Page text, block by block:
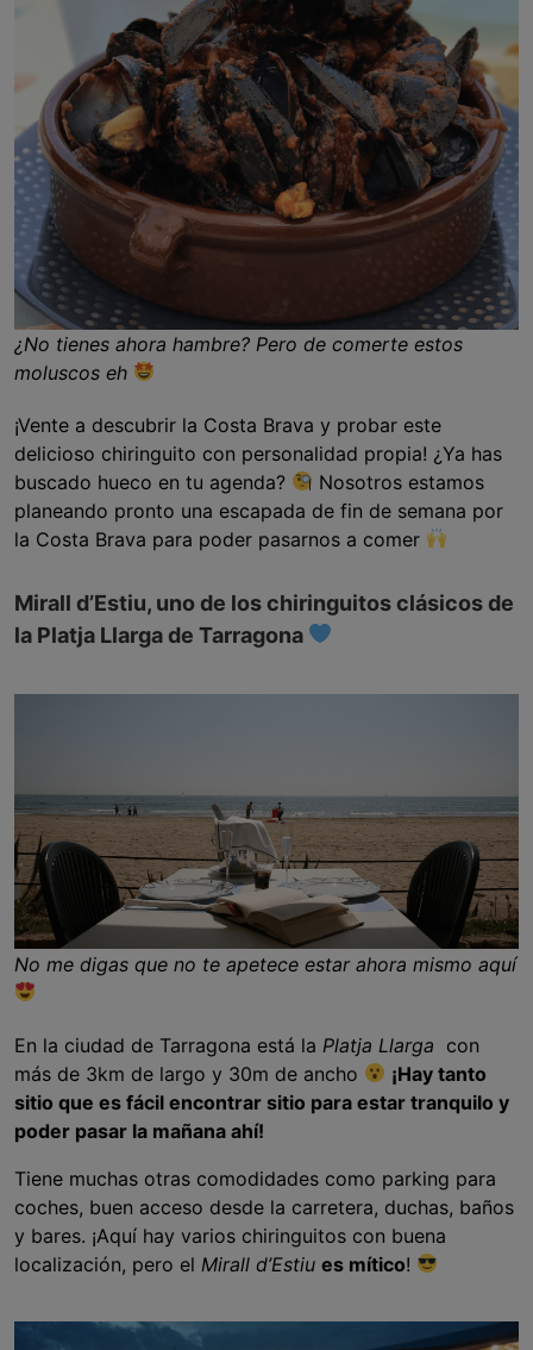
¿No tienes ahora hambre? Pero de comerte estos
moluscos eh
¡Vente a descubrir la Costa Brava y probar este
delicioso chiringuito con personalidad propia! ¿Ya has
buscado hueco en tu agenda?
Nosotros estamos
planeando pronto una escapada de fin de semana por
la Costa Brava para poder pasarnos a comer
Mirall d’Estiu, uno de los chiringuitos clásicos de
la Platja Llarga de Tarragona
No me digas que no te apetece estar ahora mismo aquí
En la ciudad de Tarragona está la Platja Llarga con
más de 3km de largo y 30m de ancho
¡Hay tanto
sitio que es fácil encontrar sitio para estar tranquilo y
poder pasar la mañana ahí!
Tiene muchas otras comodidades como parking para
coches, buen acceso desde la carretera, duchas, baños
y bares. ¡Aquí hay varios chiringuitos con buena
localización, pero el Mirall d’Estiu es mítico!